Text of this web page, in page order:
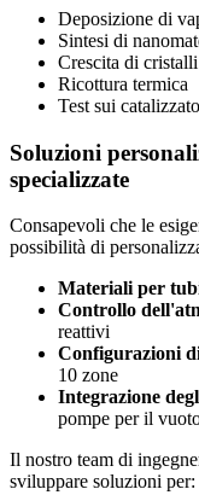
Deposizione di
Sintesi di
Crescita di cristalli
Ricottura termica
Test sui
Soluzioni
specializzate
Consapevoli che le
possibilità di
Materiali per
Controllo
reattivi
Configurazioni
10 zone
Integrazione
pompe per il
Il nostro team di
sviluppare soluzioni per: